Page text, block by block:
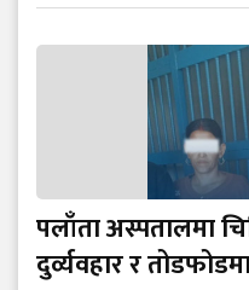
पलाँता अस्पतालमा
दुर्व्यवहार र